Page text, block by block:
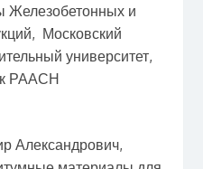
Железобетонных и
Московский
университет,
РААСН
Александрович,